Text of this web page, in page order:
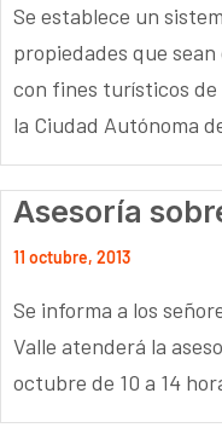
Se establece un
propiedades que
con fines turísticos
la Ciudad Autónoma
Asesoría
11 octubre, 2013
Se informa a los
Valle atenderá la
octubre de 10 a 14